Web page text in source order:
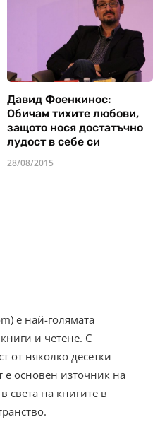
Давид Фоенкинос:
Обичам тихите любови,
защото нося достатъчно
лудост в себе си
28/08/2015
е най-голямата
и четене. С
от няколко десетки
е основен източник на
света на книгите в